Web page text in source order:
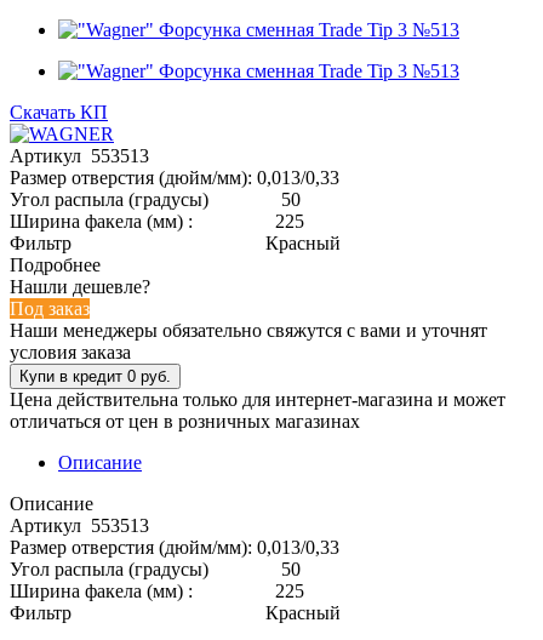
Скачать КП
Артикул 553513
Размер отверстия (дюйм/мм): 0,013/0,33
Угол распыла (градусы) 50
Ширина факела (мм) : 225
Фильтр Красный
Подробнее
Нашли дешевле?
Под заказ
Наши менеджеры обязательно свяжутся с вами и уточнят
условия заказа
Цена действительна только для интернет-магазина и может
отличаться от цен в розничных магазинах
Описание
Описание
Артикул 553513
Размер отверстия (дюйм/мм): 0,013/0,33
Угол распыла (градусы) 50
Ширина факела (мм) : 225
Фильтр Красный